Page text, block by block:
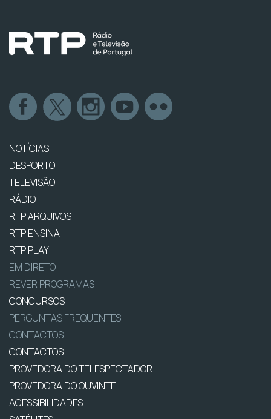
NOTÍCIAS
DESPORTO
TELEVISÃO
RÁDIO
RTP ARQUIVOS
RTP ENSINA
RTP PLAY
EM DIRETO
REVER PROGRAMAS
CONCURSOS
PERGUNTAS FREQUENTES
CONTACTOS
CONTACTOS
PROVEDORA DO TELESPECTADOR
PROVEDORA DO OUVINTE
ACESSIBILIDADES